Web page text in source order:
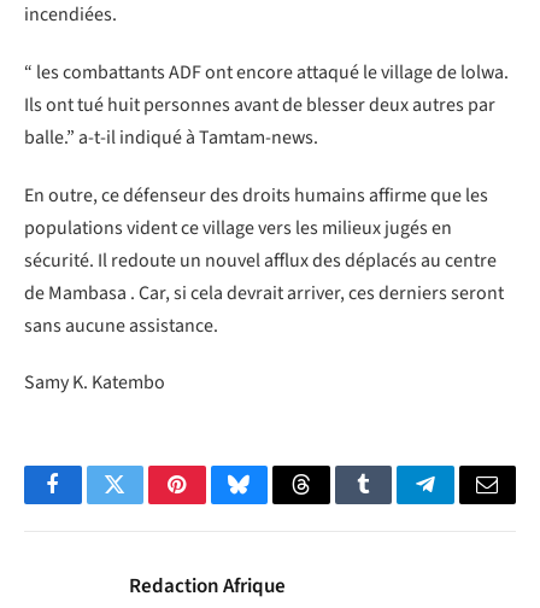
incendiées.
“ les combattants ADF ont encore attaqué le village de lolwa.
Ils ont tué huit personnes avant de blesser deux autres par
balle.” a-t-il indiqué à Tamtam-news.
En outre, ce défenseur des droits humains affirme que les
populations vident ce village vers les milieux jugés en
sécurité. Il redoute un nouvel afflux des déplacés au centre
de Mambasa . Car, si cela devrait arriver, ces derniers seront
sans aucune assistance.
Samy K. Katembo
FacebookTwitterPinterestBlueskyThreadsTumblrTelegramEmail
Redaction Afrique